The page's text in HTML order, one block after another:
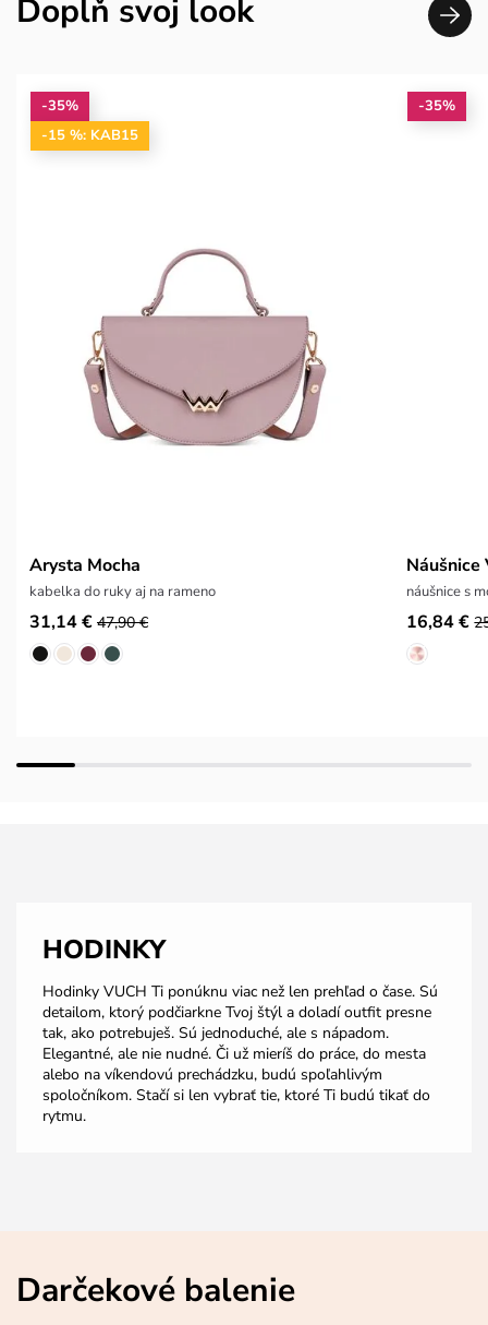
Doplň svoj look
-35%
-15 %: KAB15
Arysta Mocha
kabelka do ruky aj na rameno
31,14 € 47,90 €
-35%
Náušnice
náušnice s
16,84 €
HODINKY
Hodinky VUCH Ti ponúknu viac než len prehľad o čase. Sú
detailom, ktorý podčiarkne Tvoj štýl a doladí outfit presne
tak, ako potrebuješ. Sú jednoduché, ale s nápadom.
Elegantné, ale nie nudné. Či už mieríš do práce, do mesta
alebo na víkendovú prechádzku, budú spoľahlivým
spoločníkom. Stačí si len vybrať tie, ktoré Ti budú tikať do
rytmu.
Darčekové balenie